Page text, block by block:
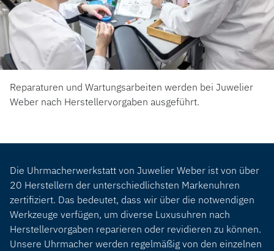
Reparaturen und Wartungsarbeiten werden bei Juwelier
Weber nach Herstellervorgaben ausgeführt.
Die Uhrmacherwerkstatt von Juwelier Weber ist von über
20 Herstellern der unterschiedlichsten Markenuhren
zertifiziert. Das bedeutet, dass wir über die notwendigen
Werkzeuge verfügen, um diverse Luxusuhren nach
Herstellervorgaben reparieren oder revidieren zu können.
Unsere Uhrmacher werden regelmäßig von den einzelnen